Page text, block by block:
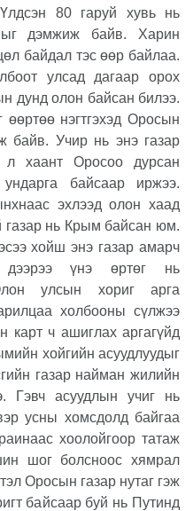
80 гаруй хувь нь
дэмжиж байв. Харин
байдал тэс өөр байлаа.
улсад дагаар орох
дунд олон байсан билээ.
нэгтгэхэд Оросын
байв. Учир нь энэ газар
л хаант Оросоо дурсан
ундарга байсаар иржээ.
эхлээд олон хаад
газар нь Крым байсан юм.
хойш энэ газар амарч
дээрээ үнэ өртөг нь
улсын хориг арга
холбооны сүлжээ
карт ч ашиглах аргагүйд
хойгийн асуудлуудыг
газар найман жилийн
Гэвч асуудлын учиг нь
усны хомсдолд байгаа
хоолойгоор татаж
шог болсноос хямрал
Оросын газар нутаг гэж
байсаар буй нь Путинд